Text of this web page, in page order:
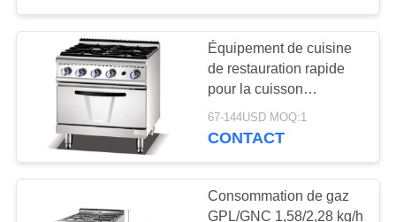
Équipement de cuisine
de restauration rapide
pour la cuisson
polyvalente varie en
fonction du type de
67-144USD MOQ:1
CONTACT
Consommation de gaz
GPL/GNC 1,58/2,28 kg/h